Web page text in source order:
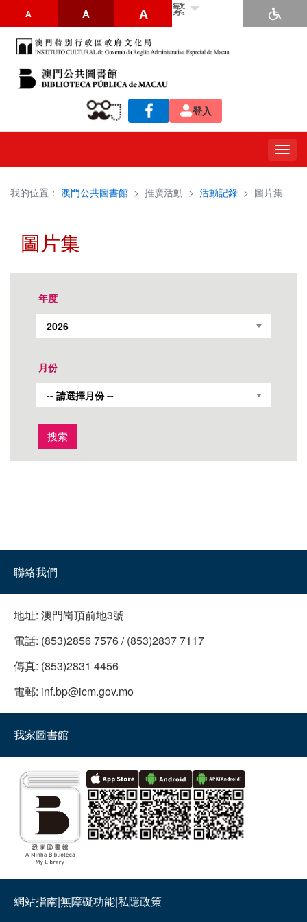
A A A 繁
登入
我的位置： 澳門公共圖書館 > 推廣活動 > 活動記錄 > 圖片集
圖片集
年度
2026
月份
-- 請選擇月份 --
搜索
聯絡我們
地址: 澳門崗頂前地3號
電話: (853)2856 7576 / (853)2837 7117
傳真: (853)2831 4456
電郵: inf.bp@icm.gov.mo
我家圖書館
網站指南|無障礙功能|私隱政策